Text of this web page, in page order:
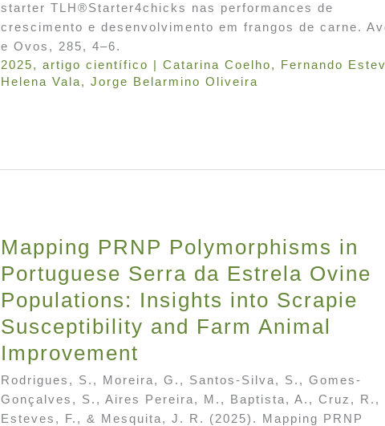
starter TLH®Starter4chicks nas performances de
crescimento e desenvolvimento em frangos de carne.
e Ovos, 285, 4–6.
2025,artigo científico |Catarina Coelho, Fernando
Helena Vala,Jorge Belarmino Oliveira
Mapping PRNP Polymorphisms in
Portuguese Serra da Estrela Ovine
Populations: Insights into Scrapie
Susceptibility and Farm Animal
Improvement
Rodrigues, S., Moreira, G., Santos-Silva, S., Gomes-
Gonçalves, S., Aires Pereira, M., Baptista, A., Cruz, R.,
Esteves, F., & Mesquita, J. R. (2025). Mapping PRNP